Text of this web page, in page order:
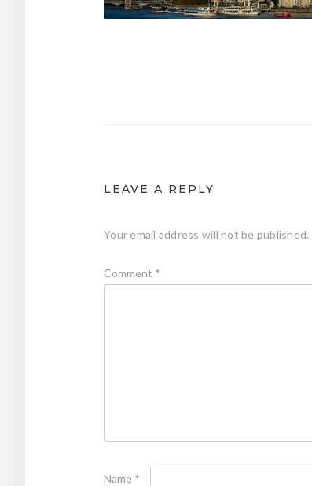
LEAVE A REPLY
Your email address will not be published.
Comment *
Name *